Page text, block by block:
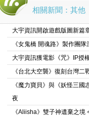
相關新聞：其他
大宇資訊開啟遊戲版圖新篇
《女鬼橋 開魂路》製作團
大宇資訊獲電影《咒》IP授
《台北大空襲》復刻台灣
《魔力寶貝》與《妖怪三
夜
《Aliisha》雙子神遺棄之